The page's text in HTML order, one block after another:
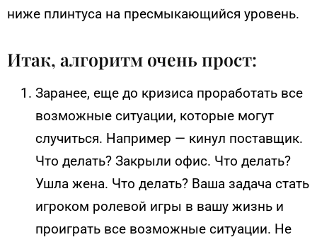
ниже плинтуса на пресмыкающийся уровень.
Итак, алгоритм очень прост:
Заранее, еще до кризиса проработать все
возможные ситуации, которые могут
случиться. Например — кинул поставщик.
Что делать? Закрыли офис. Что делать?
Ушла жена. Что делать? Ваша задача стать
игроком ролевой игры в вашу жизнь и
проиграть все возможные ситуации. Не